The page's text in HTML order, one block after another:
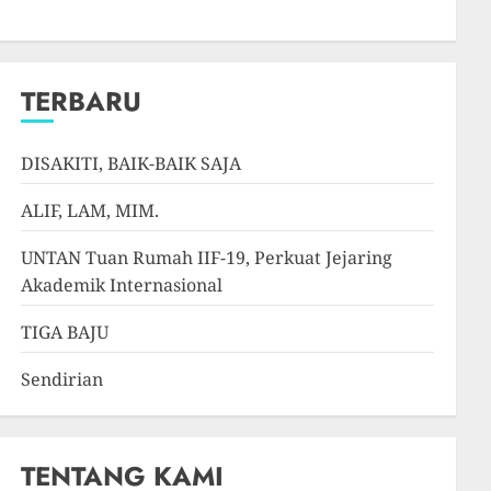
TERBARU
DISAKITI, BAIK-BAIK SAJA
ALIF, LAM, MIM.
UNTAN Tuan Rumah IIF-19, Perkuat Jejaring
Akademik Internasional
TIGA BAJU
Sendirian
TENTANG KAMI